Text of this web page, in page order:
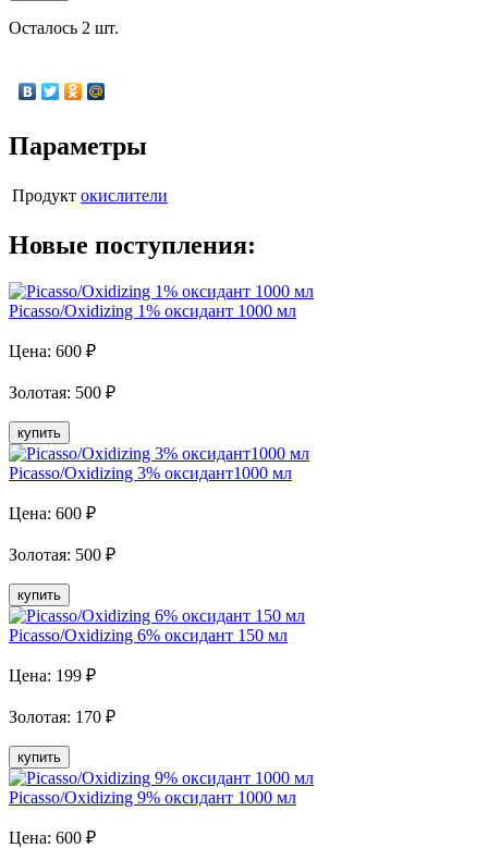
Осталось 2 шт.
Параметры
Продукт окислители
Новые поступления:
Picasso/Oxidizing 1% оксидант 1000 мл
Цена: 600 ₽
Золотая: 500 ₽
купить
Picasso/Oxidizing 3% оксидант1000 мл
Цена: 600 ₽
Золотая: 500 ₽
купить
Picasso/Oxidizing 6% оксидант 150 мл
Цена: 199 ₽
Золотая: 170 ₽
купить
Picasso/Oxidizing 9% оксидант 1000 мл
Цена: 600 ₽